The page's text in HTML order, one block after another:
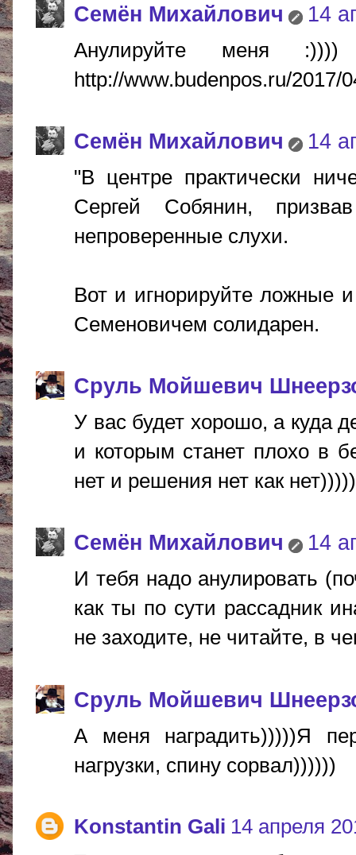
Cемён Михайлович 14
Анулируйте меня
http://www.budenpos.ru/2017/
Cемён Михайлович 14
"В центре практически
Сергей Собянин,
непроверенные слухи.
Вот и игнорируйте ложные
Семеновичем солидарен.
Сруль Мойшевич
У вас будет хорошо, а куда
и которым станет плохо в
нет и решения нет как
Cемён Михайлович 14
И тебя надо анулировать
как ты по сути рассадник
не заходите, не читайте, в
Сруль Мойшевич
А меня наградить)))))Я
нагрузки, спину сорвал))))))
Konstantin Gali 14 апреля